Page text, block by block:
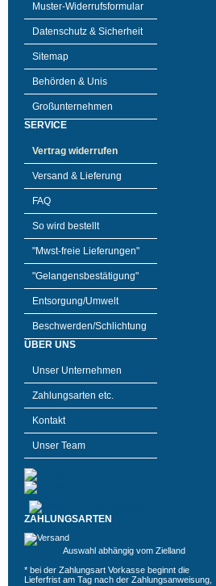
Muster-Widerrufsformular
Datenschutz & Sicherheit
Sitemap
Behörden & Unis
Großunternehmen
SERVICE
Vertrag widerrufen
Versand & Lieferung
FAQ
So wird bestellt
"Mwst-freie Lieferungen"
"Gelangensbestätigung"
Entsorgung/Umwelt
Beschwerden/Schlichtung
ÜBER UNS
Unser Unternehmen
Zahlungsarten etc.
Kontakt
Unser Team
ZAHLUNGSARTEN
Auswahl abhängig vom Zielland
* bei der Zahlungsart Vorkasse beginnt die
Lieferfrist am Tag nach der Zahlungsanweisung,